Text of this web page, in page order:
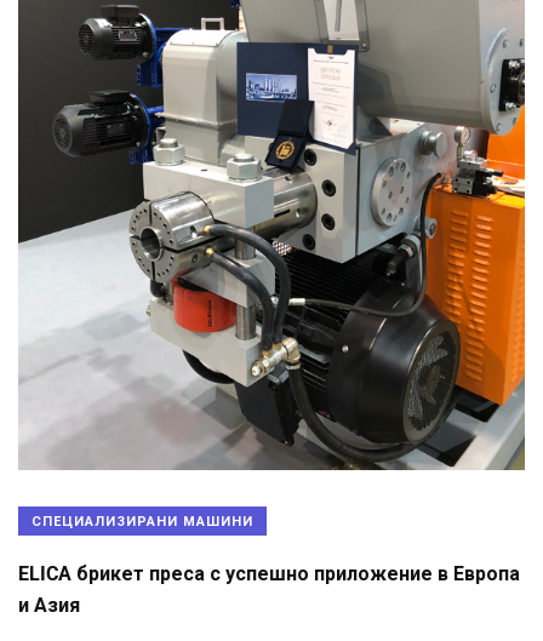
СПЕЦИАЛИЗИРАНИ МАШИНИ
ELICA брикет преса с успешно приложение в Европа
и Азия